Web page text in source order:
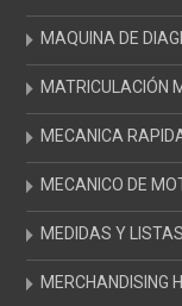
MAQUINA DE
MATRICULACIÓN
MECANICA
MECANICO DE
MEDIDAS Y
MERCHANDISING